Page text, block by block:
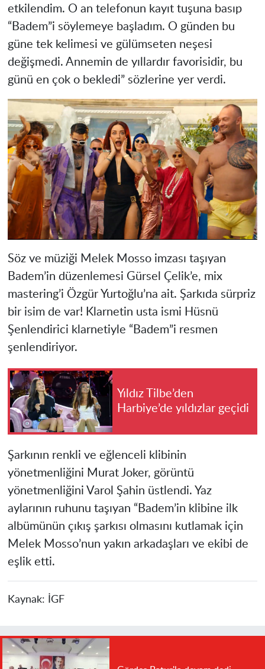
etkilendim. O an telefonun kayıt tuşuna basıp
“Badem”i söylemeye başladım. O günden bu
güne tek kelimesi ve gülümseten neşesi
değişmedi. Annemin de yıllardır favorisidir, bu
günü en çok o bekledi” sözlerine yer verdi.
Söz ve müziği Melek Mosso imzası taşıyan
Badem’in düzenlemesi Gürsel Çelik’e, mix
mastering’i Özgür Yurtoğlu’na ait. Şarkıda sürpriz
bir isim de var! Klarnetin usta ismi Hüsnü
Şenlendirici klarnetiyle “Badem”i resmen
şenlendiriyor.
Yıldız Tilbe’den
Harbiye’de yıldızlar geçidi
Şarkının renkli ve eğlenceli klibinin
yönetmenliğini Murat Joker, görüntü
yönetmenliğini Varol Şahin üstlendi. Yaz
aylarının ruhunu taşıyan “Badem’in klibine ilk
albümünün çıkış şarkısı olmasını kutlamak için
Melek Mosso’nun yakın arkadaşları ve ekibi de
eşlik etti.
Kaynak: İGF